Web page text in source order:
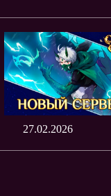
27.02.2026